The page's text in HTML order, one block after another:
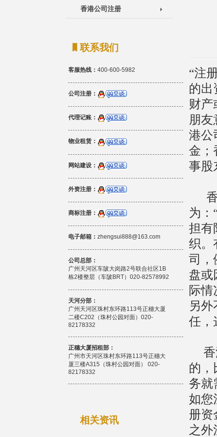
香港公司注册
联系我们
客服热线： 400-600-5982
公司注册：
代理记账：
物业租赁：
网站建设：
外资注册：
商标注册：
电子邮箱： zhengsui888@163.com
公司总部：
广州天河区车陂大岗路2号联合社区1B
栋2楼整层（车陂BRT）020-82578992
天河分部：
广州天河区珠村东环路113号正穗大厦
二楼C202（珠村公园对面）020-
82178332
正穗大厦招租部：
广州市天河区珠村东环路113号正穗大
厦三楼A315（珠村公园对面） 020-
82178332
相关资讯
“注
的出
财产
朋
港公
金；
事股
香
为：
担有
织。
司，
盘或
际
另
任，
香
的，
务就
如您
册资
之